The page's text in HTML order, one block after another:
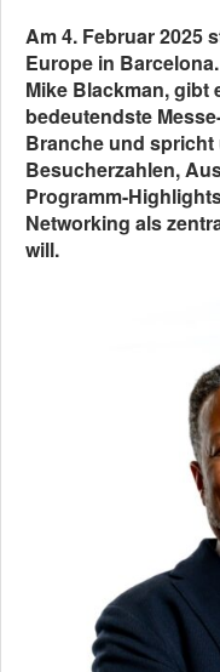
Am 4. Februar 2025
Europe in
Mike Blackman,
bedeutendste
Branche und
Besucherzahlen,
Programm-
Networking als
will.